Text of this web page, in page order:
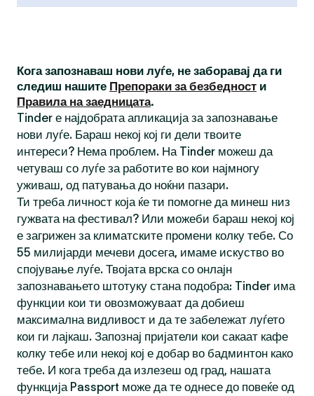
Кога запознаваш нови луѓе, не заборавај да ги
следиш нашите Препораки за безбедност и
Правила на заедницата.
Tinder е најдобрата апликација за запознавање
нови луѓе. Бараш некој кој ги дели твоите
интереси? Нема проблем. На Tinder можеш да
четуваш со луѓе за работите во кои најмногу
уживаш, од патувања до ноќни пазари.
Ти треба личност која ќе ти помогне да минеш низ
гужвата на фестивал? Или можеби бараш некој кој
е загрижен за климатските промени колку тебе. Со
55 милијарди мечеви досега, имаме искуство во
спојување луѓе. Твојата врска со онлајн
запознавањето штотуку стана подобра: Tinder има
функции кои ти овозможуваат да добиеш
максимална видливост и да те забележат луѓето
кои ги лајкаш. Запознај пријатели кои сакаат кафе
колку тебе или некој кој е добар во бадминтон како
тебе. И кога треба да излезеш од град, нашата
функција Passport може да те однесе до повеќе од